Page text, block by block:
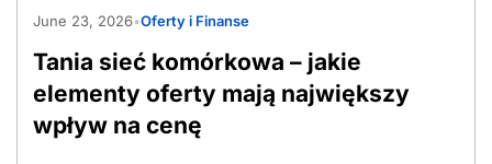
ogranicza funkcje bezpieczeństwa. Android dla seniora
warunkiem uproszczenia interfejsu. Gdy smartfon okazuje
się zbyt […]
June 23, 2026•Oferty i Finanse
Tania sieć komórkowa – jakie
elementy oferty mają największy
wpływ na cenę